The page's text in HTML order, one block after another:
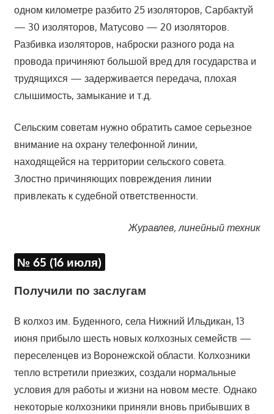
одном километре разбито 25 изоляторов, Сарбактуй
— 30 изоляторов, Матусово — 20 изоляторов.
Разбивка изоляторов, наброски разного рода на
провода причиняют большой вред для государства и
трудящихся — задерживается передача, плохая
слышимость, замыкание и т.д.
Сельским советам нужно обратить самое серьезное
внимание на охрану телефонной линии,
находящейся на территории сельского совета.
Злостно причиняющих повреждения линии
привлекать к судебной ответственности.
Журавлев, линейный техник
№ 65 (16 июля)
Получили по заслугам
В колхоз им. Буденного, села Нижний Ильдикан, 13
июня прибыло шесть новых колхозных семейств —
переселенцев из Воронежской области. Колхозники
тепло встретили приезжих, создали нормальные
условия для работы и жизни на новом месте. Однако
некоторые колхозники приняли вновь прибывших в